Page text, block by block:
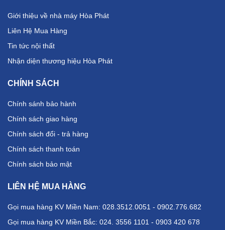
Giới thiệu về nhà máy Hòa Phát
Liên Hệ Mua Hàng
Tin tức nội thất
Nhận diện thương hiệu Hòa Phát
CHÍNH SÁCH
Chính sánh bảo hành
Chính sách giao hàng
Chính sách đổi - trả hàng
Chính sách thanh toán
Chính sách bảo mật
LIÊN HỆ MUA HÀNG
Gọi mua hàng KV Miền Nam: 028.3512.0051 - 0902.776.682
Gọi mua hàng KV Miền Bắc: 024. 3556 1101 - 0903 420 678